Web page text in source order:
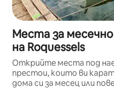
Места за
на Roquessels
Открийте места под
престои, които ви
дома си за месец или